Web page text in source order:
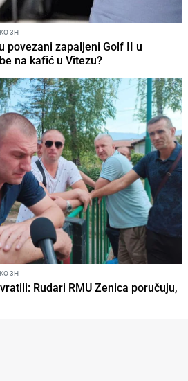
3H
povezani zapaljeni Golf II u
na kafić u Vitezu?
3H
Rudari RMU Zenica poručuju,